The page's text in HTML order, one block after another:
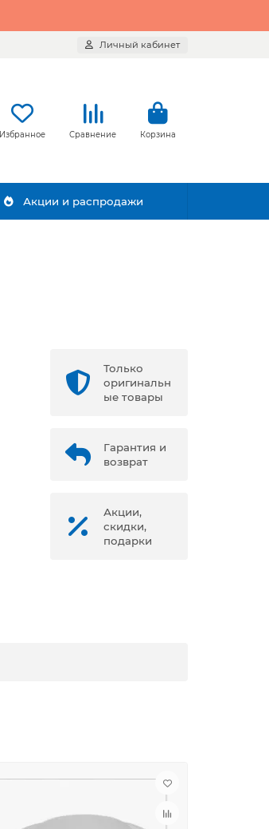
Личный кабинет
Избранное Сравнение Корзина
Акции и распродажи
Только
оригинальн
ые товары
Гарантия и
возврат
Акции,
скидки,
подарки